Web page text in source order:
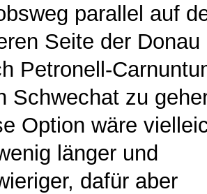
parallel auf
Seite der Donau
Petronell-
Schwechat zu
Option wäre
länger und
dafür aber